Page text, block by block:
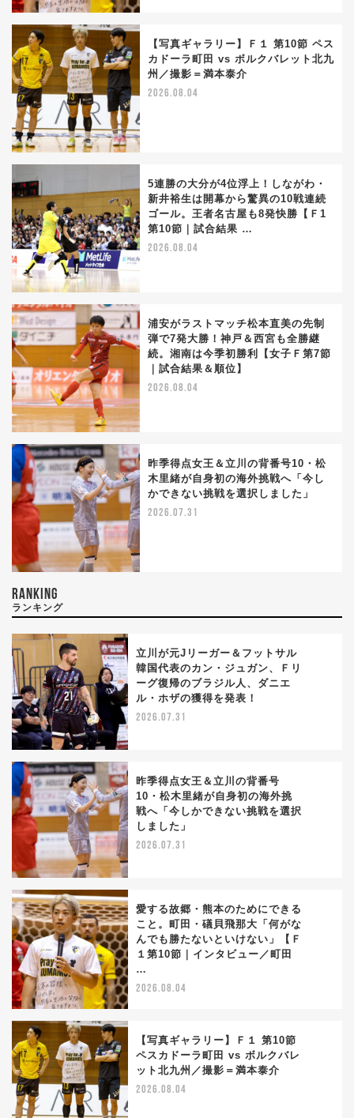
【写真ギャラリー】Ｆ１ 第10節 ペス
カドーラ町田 vs ボルクバレット北九
州／撮影＝満本泰介
2026.08.04
5連勝の大分が4位浮上！しながわ・
新井裕生は開幕から驚異の10戦連続
ゴール。王者名古屋も8発快勝【Ｆ1
第10節｜試合結果 …
2026.08.04
浦安がラストマッチ松本直美の先制
弾で7発大勝！神戸＆西宮も全勝継
続。湘南は今季初勝利【女子Ｆ第7節
｜試合結果＆順位】
2026.08.04
昨季得点女王＆立川の背番号10・松
木里緒が自身初の海外挑戦へ「今し
かできない挑戦を選択しました」
2026.07.31
RANKING
ランキング
立川が元Jリーガー＆フットサル
韓国代表のカン・ジュガン、Ｆリ
ーグ復帰のブラジル人、ダニエ
ル・ホザの獲得を発表！
2026.07.31
昨季得点女王＆立川の背番号
10・松木里緒が自身初の海外挑
戦へ「今しかできない挑戦を選択
しました」
2026.07.31
愛する故郷・熊本のためにできる
こと。町田・礒貝飛那大「何がな
んでも勝たないといけない」【Ｆ
１第10節｜インタビュー／町田
…
2026.08.04
【写真ギャラリー】Ｆ１ 第10節
ペスカドーラ町田 vs ボルクバレ
ット北九州／撮影＝満本泰介
2026.08.04